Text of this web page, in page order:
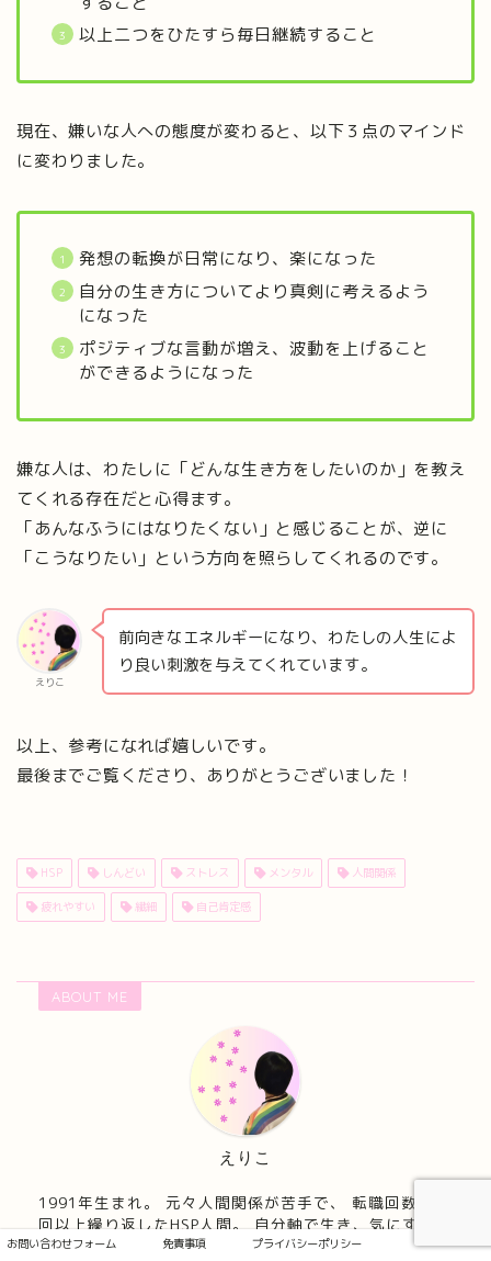
以上二つをひたすら毎日継続すること
現在、嫌いな人への態度が変わると、以下３点のマインド
に変わりました。
発想の転換が日常になり、楽になった
自分の生き方についてより真剣に考えるよう
になった
ポジティブな言動が増え、波動を上げること
ができるようになった
嫌な人は、わたしに「どんな生き方をしたいのか」を教え
てくれる存在だと心得ます。
「あんなふうにはなりたくない」と感じることが、逆に
「こうなりたい」という方向を照らしてくれるのです。
えりこ
前向きなエネルギーになり、わたしの人生によ
り良い刺激を与えてくれています。
以上、参考になれば嬉しいです。
最後までご覧くださり、ありがとうございました！
HSP しんどい ストレス メンタル 人間関係
疲れやすい 繊細 自己肯定感
ABOUT ME
えりこ
1991年生まれ。 元々人間関係が苦手で、 転職回数２０
回以上繰り返したHSP人間。 自分軸で生き、気にするこ
とを厳選するマインドを意識して、 楽に生きれるよう
お問い合わせフォーム 免責事項 プライバシーポリシー